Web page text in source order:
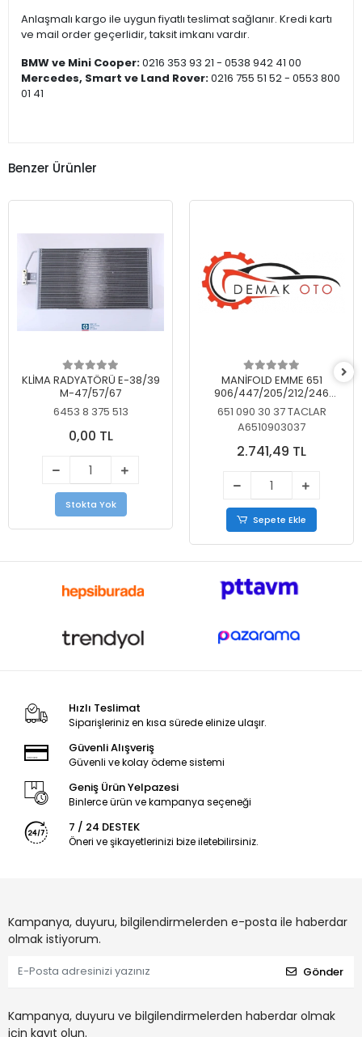
Anlaşmalı kargo ile uygun fiyatlı teslimat sağlanır. Kredi kartı
ve mail order geçerlidir, taksit imkanı vardır.
BMW ve Mini Cooper:0216 353 93 21 - 0538 942 41 00
Mercedes, Smart ve Land Rover:0216 755 51 52 - 0553 800
01 41
Benzer Ürünler
KLİMA RADYATÖRÜ E-38/39
M-47/57/67
6453 8 375 513
0,00 TL
Stokta Yok
MANİFOLD EMME 651
906/447/205/212/246
KELEBEKSİZ
651 090 30 37 TACLAR
A6510903037
2.741,49 TL
Sepete Ekle
Hızlı Teslimat
Siparişleriniz en kısa sürede elinize ulaşır.
Güvenli Alışveriş
Güvenli ve kolay ödeme sistemi
Geniş Ürün Yelpazesi
Binlerce ürün ve kampanya seçeneği
7 / 24 DESTEK
Öneri ve şikayetlerinizi bize iletebilirsiniz.
Kampanya, duyuru, bilgilendirmelerden e-posta ile haberdar
olmak istiyorum.
Gönder
Kampanya, duyuru ve bilgilendirmelerden haberdar olmak
için kayıt olun.